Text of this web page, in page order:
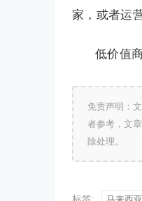
家，或者运
低价值
免责声明：
者参考，文
除处理。